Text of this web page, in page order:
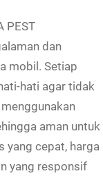
PEST
dan
mobil. Setiap
hati agar tidak
aman untuk
yang cepat, harga
yang responsif